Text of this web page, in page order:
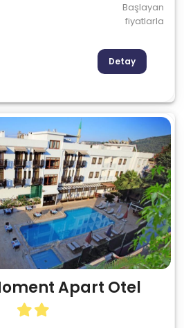
Başlayan
fiyatlarla
Detay
Apart Otel